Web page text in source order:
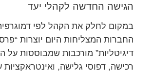
הגישה החדשה לקהלי יעד
במקום לחלק את הקהל לפי
החברות המצליחות היום יוצרות
דיגיטליות” מורכבות שמבוססות על
רכישה, דפוסי גלישה,